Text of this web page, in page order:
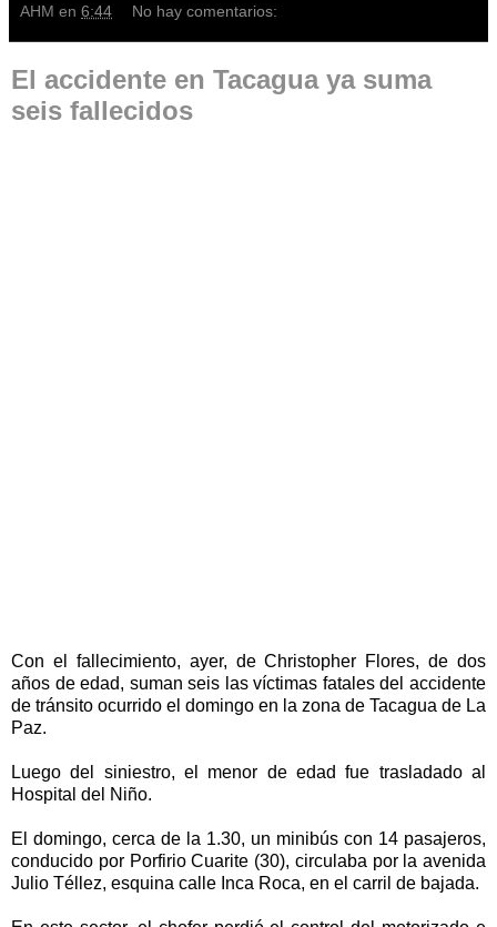
AHM en 6:44 No hay comentarios:
El accidente en Tacagua ya suma
seis fallecidos
Con el fallecimiento, ayer, de Christopher Flores, de dos
años de edad, suman seis las víctimas fatales del accidente
de tránsito ocurrido el domingo en la zona de Tacagua de La
Paz.
Luego del siniestro, el menor de edad fue trasladado al
Hospital del Niño.
El domingo, cerca de la 1.30, un minibús con 14 pasajeros,
conducido por Porfirio Cuarite (30), circulaba por la avenida
Julio Téllez, esquina calle Inca Roca, en el carril de bajada.